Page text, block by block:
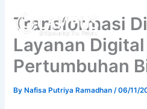
content
Transformasi
Layanan
Pertumbuhan
ByNafisa Putriya Ramadhan/06/11/